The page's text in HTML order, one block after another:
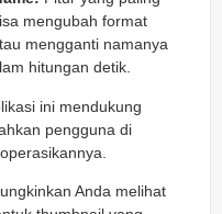
mengubah format
mengganti namanya
hitungan detik.
ini mendukung
pengguna di
Anda melihat